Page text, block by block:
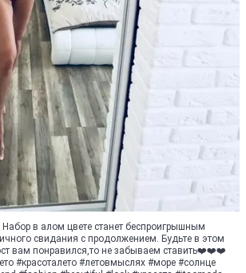
в алом цвете станет беспроигрышным
свидания с продолжением. Будьте в этом
вам понравился,то не забываем ставить❤️❤️❤️
#красоталето #летовмыслях #море #солнце